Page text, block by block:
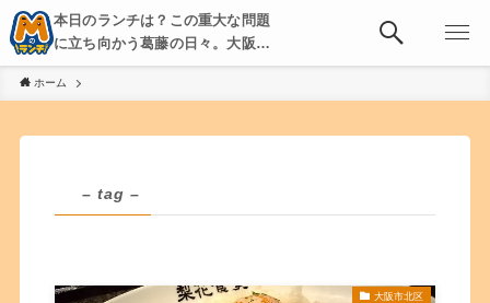
本日のランチは？この重大な問題
に立ち向かう葛藤の日々。大阪・
京都・神戸を中心とした食べ歩
き、飲み歩きを綴る。
ホーム
– tag –
大阪市北区